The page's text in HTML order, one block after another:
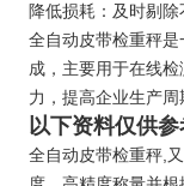
降低损耗：及时剔
全自动皮带检重秤
成，主要用于在线
力，提高企业生产
以下资料仅供
全自动皮带检重秤,